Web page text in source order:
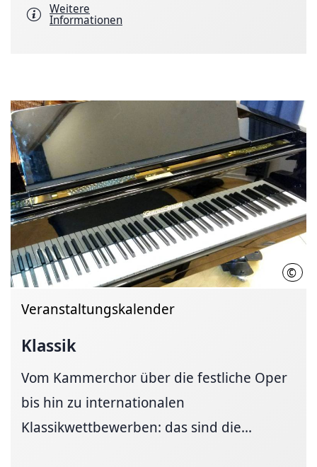
Weitere
Informationen
© LHH
Veranstaltungskalender
Klassik
Vom Kammerchor über die festliche Oper
bis hin zu internationalen
Klassikwettbewerben: das sind die...